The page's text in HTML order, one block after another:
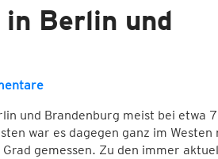
Berlin und
und Brandenburg meist bei etwa
war es dagegen ganz im Westen
gemessen. Zu den immer